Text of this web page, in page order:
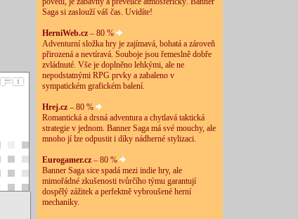
Saga si zaslouží váš čas. Uvidíte!
HerniWeb.cz – 80 %
Adventurní složka hry je zajímavá, bohatá a zároveň
přirozená a nevtíravá. Souboje jsou řemeslně dobře
zvládnuté. Vše je doplněno lehkými, ale ne
nepodstatnými RPG prvky a zabaleno v
sympatickém grafickém balení.
Hrej.cz – 80 %
Romantická a drsná adventura a chytlavá taktická
strategie v jednom. Banner Saga má své mouchy, ale
mnoho jí lze odpustit i díky nádherné stylizaci.
Eurogamer.cz – 80 %
Banner Saga sice spadá mezi indie hry, ale
mimořádné zkušenosti tvůrčího týmu garantují
dospělý zážitek a perfektně vybroušené herní
mechaniky.